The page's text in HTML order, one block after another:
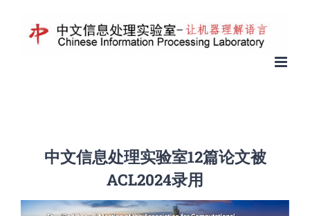
中文信息处理实验室12篇论文被
ACL2024录用